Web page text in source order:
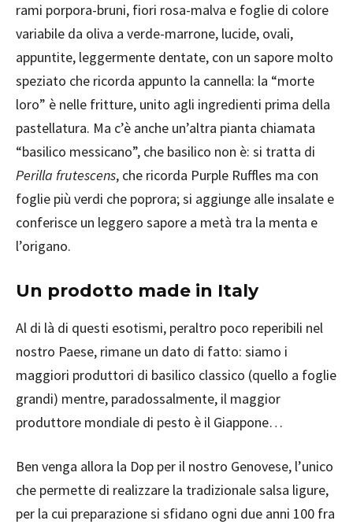
rami porpora-bruni, fiori rosa-malva e foglie di colore
variabile da oliva a verde-marrone, lucide, ovali,
appuntite, leggermente dentate, con un sapore molto
speziato che ricorda appunto la cannella: la “morte
loro” è nelle fritture, unito agli ingredienti prima della
pastellatura. Ma c’è anche un’altra pianta chiamata
“basilico messicano”, che basilico non è: si tratta di
Perilla frutescens, che ricorda Purple Ruffles ma con
foglie più verdi che poprora; si aggiunge alle insalate e
conferisce un leggero sapore a metà tra la menta e
l’origano.
Un prodotto made in Italy
Al di là di questi esotismi, peraltro poco reperibili nel
nostro Paese, rimane un dato di fatto: siamo i
maggiori produttori di basilico classico (quello a foglie
grandi) mentre, paradossalmente, il maggior
produttore mondiale di pesto è il Giappone…
Ben venga allora la Dop per il nostro Genovese, l’unico
che permette di realizzare la tradizionale salsa ligure,
per la cui preparazione si sfidano ogni due anni 100 fra